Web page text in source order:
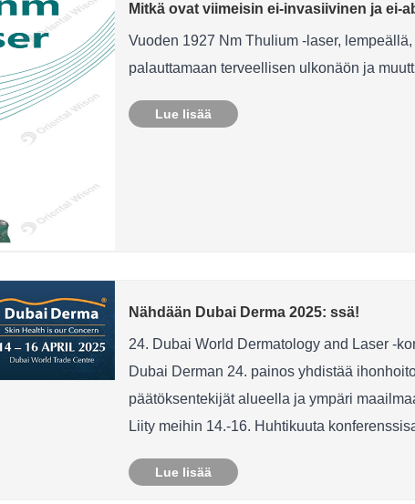
Mitkä ovat viimeisin ei-invasiivinen ja ei-
Vuoden 1927 Nm Thulium -laser,
palauttamaan terveellisen ulkonäön ja
Lue lisää
Nähdään Dubai Derma 2025: ssä!
24. Dubai World Dermatology and Laser -
Dubai Derman 24. painos yhdistää
päätöksentekijät alueella ja ympäri
Liity meihin 14.-16. Huhtikuuta
Lue lisää